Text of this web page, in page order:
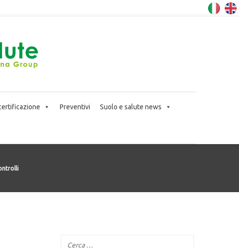
Preventivi Suolo e salute news